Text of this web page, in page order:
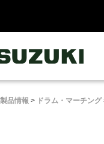
製品情報 > ドラム・マーチング